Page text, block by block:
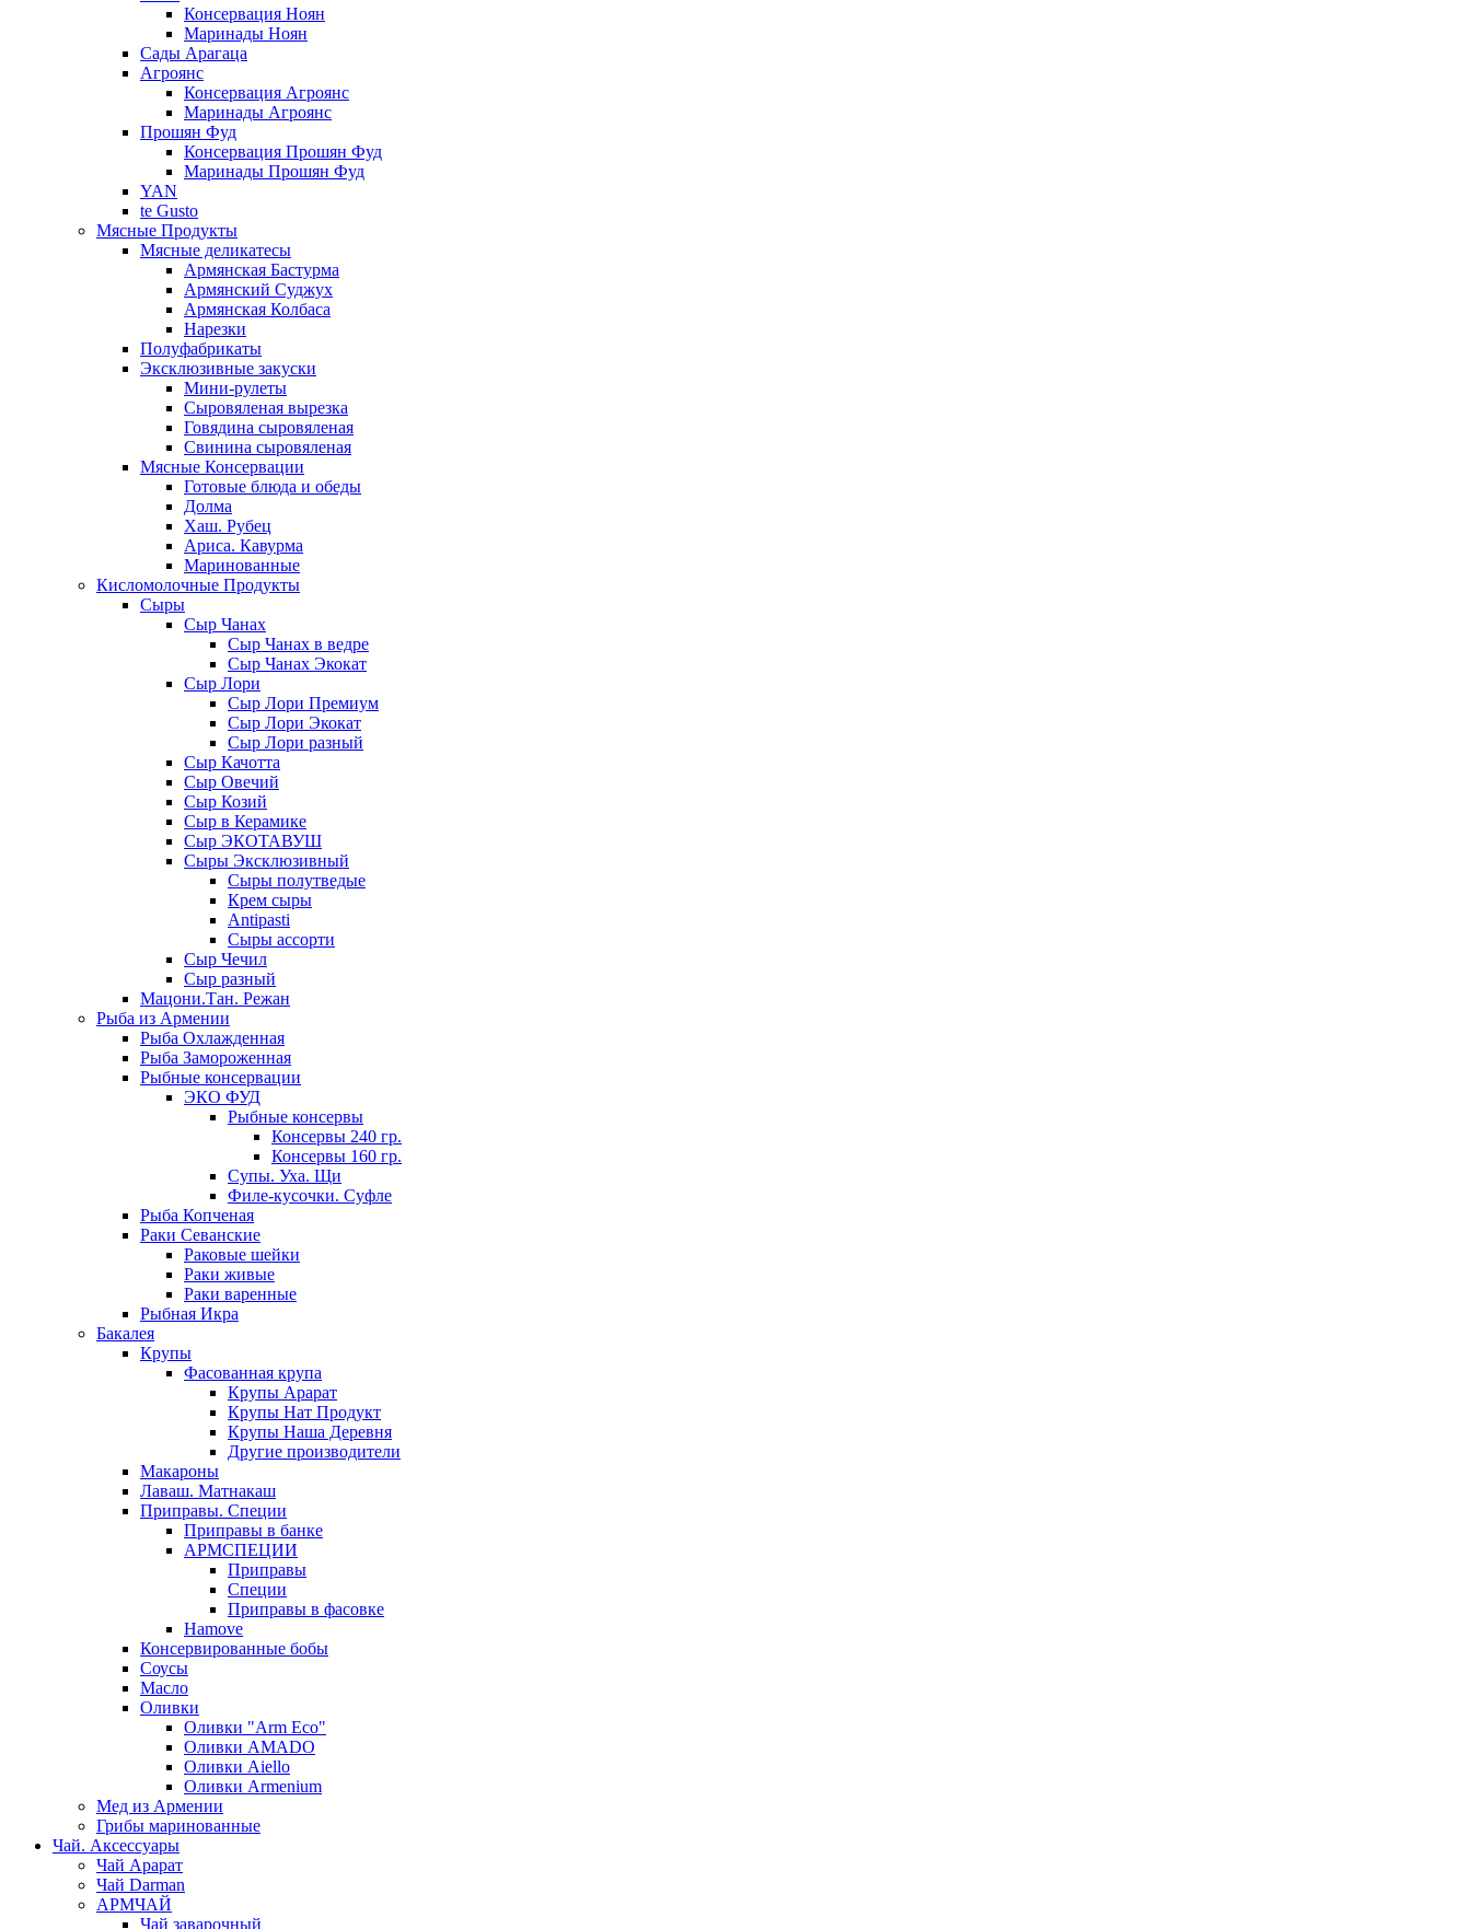
Консервация Ноян
Маринады Ноян
Сады Арагаца
Агроянс
Консервация Агроянс
Маринады Агроянс
Прошян Фуд
Консервация Прошян Фуд
Маринады Прошян Фуд
YAN
te Gusto
Мясные Продукты
Мясные деликатесы
Армянская Бастурма
Армянский Суджух
Армянская Колбаса
Нарезки
Полуфабрикаты
Эксклюзивные закуски
Мини-рулеты
Сыровяленая вырезка
Говядина сыровяленая
Свинина сыровяленая
Мясные Консервации
Готовые блюда и обеды
Долма
Хаш. Рубец
Ариса. Кавурма
Маринованные
Кисломолочные Продукты
Сыры
Сыр Чанах
Сыр Чанах в ведре
Сыр Чанах Экокат
Сыр Лори
Сыр Лори Премиум
Сыр Лори Экокат
Сыр Лори разный
Сыр Качотта
Сыр Овечий
Сыр Козий
Сыр в Керамике
Сыр ЭКОТАВУШ
Сыры Эксклюзивный
Сыры полутведые
Крем сыры
Antipasti
Сыры ассорти
Сыр Чечил
Сыр разный
Мацони.Тан. Режан
Рыба из Армении
Рыба Охлажденная
Рыба Замороженная
Рыбные консервации
ЭКО ФУД
Рыбные консервы
Консервы 240 гр.
Консервы 160 гр.
Супы. Уха. Щи
Филе-кусочки. Суфле
Рыба Копченая
Раки Севанские
Раковые шейки
Раки живые
Раки варенные
Рыбная Икра
Бакалея
Крупы
Фасованная крупа
Крупы Арарат
Крупы Нат Продукт
Крупы Наша Деревня
Другие производители
Макароны
Лаваш. Матнакаш
Приправы. Специи
Приправы в банке
АРМСПЕЦИИ
Приправы
Специи
Приправы в фасовке
Hamove
Консервированные бобы
Соусы
Масло
Оливки
Оливки "Arm Eco"
Оливки AMADO
Оливки Aiello
Оливки Armenium
Мед из Армении
Грибы маринованные
Чай. Аксессуары
Чай Арарат
Чай Darman
АРМЧАЙ
Чай заварочный